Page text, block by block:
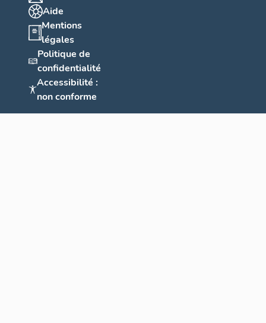
Aide
Mentions
légales
Politique de
confidentialité
Accessibilité :
non conforme